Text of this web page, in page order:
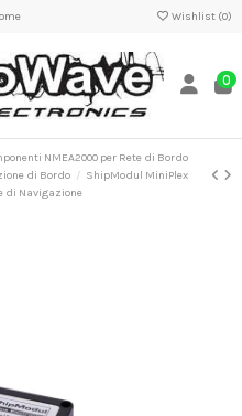
Wishlist (0)
0
NMEA2000 per Rete di Bordo
di Bordo
ShipModul MiniPlex
di Navigazione